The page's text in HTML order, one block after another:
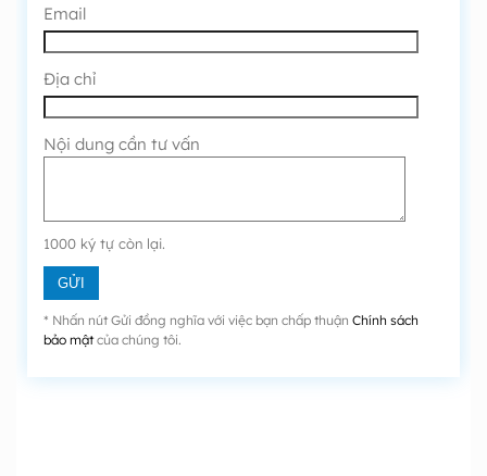
Email
Địa chỉ
Nội dung cần tư vấn
1000 ký tự còn lại.
* Nhấn nút Gửi đồng nghĩa với việc bạn chấp thuận Chính sách
bảo mậtcủa chúng tôi.